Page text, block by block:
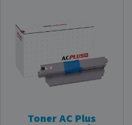
Toner AC Plus